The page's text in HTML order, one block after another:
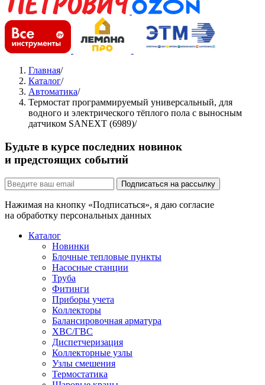
Главная/
Каталог/
Автоматика/
Термостат программируемый универсальный, для
водного и электрического тёплого пола с выносным
датчиком SANEXT (6989)/
Будьте в курсе последних новинок
и предстоящих событий
Подписаться на рассылку
Нажимая на кнопку «Подписаться», я даю согласие
на обработку персональных данных
Каталог
Новинки
Блочные тепловые пункты
Насосные станции
Труба
Фитинги
Приборы учета
Коллекторы
Балансировочная арматура
ХВС/ГВС
Диспетчеризация
Коллекторные узлы
Узлы смешения
Термостатика